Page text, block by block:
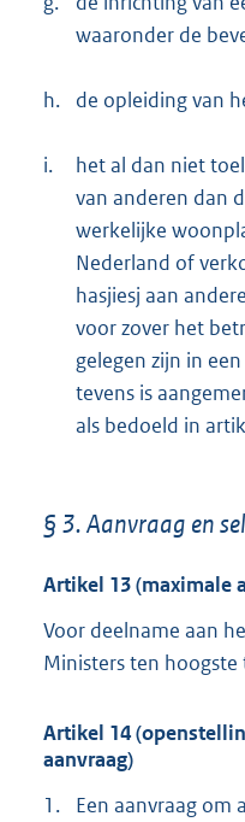
waaronder de
h. de opleiding van
i.
het al dan niet
van anderen dan
werkelijke
Nederland of
hasjiesj aan
voor zover het
gelegen zijn in
tevens is
als bedoeld in
§ 3. Aanvraag en
Artikel 13 (maximale
Voor deelname aan
Ministers ten
Artikel 14
aanvraag)
1.
Een aanvraag om